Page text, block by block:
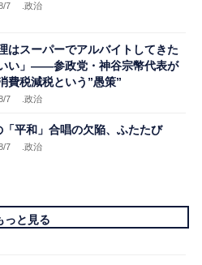
7 .政治
理はスーパーでアルバイトしてきた
い」――参政党・神谷宗幣代表が
費税減税という”愚策”
7 .政治
「平和」合唱の欠陥、ふたたび
7 .政治
っと見る